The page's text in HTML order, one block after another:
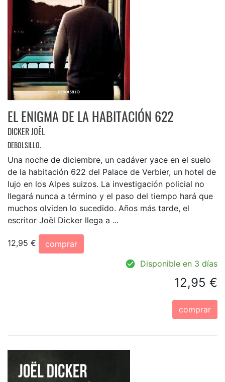
EL ENIGMA DE LA HABITACIÓN 622
DICKER JOËL
DEBOLSILLO.
Una noche de diciembre, un cadáver yace en el suelo
de la habitación 622 del Palace de Verbier, un hotel de
lujo en los Alpes suizos. La investigación policial no
llegará nunca a término y el paso del tiempo hará que
muchos olviden lo sucedido. Años más tarde, el
escritor Joël Dicker llega a ...
12,95 €
comprar
Disponible en 3 días
12,95 €
comprar